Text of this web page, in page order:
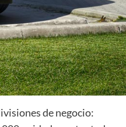
de negocio: